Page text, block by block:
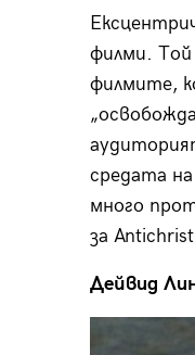
филми. Той
филмите,
средата
много
за
Дейвид